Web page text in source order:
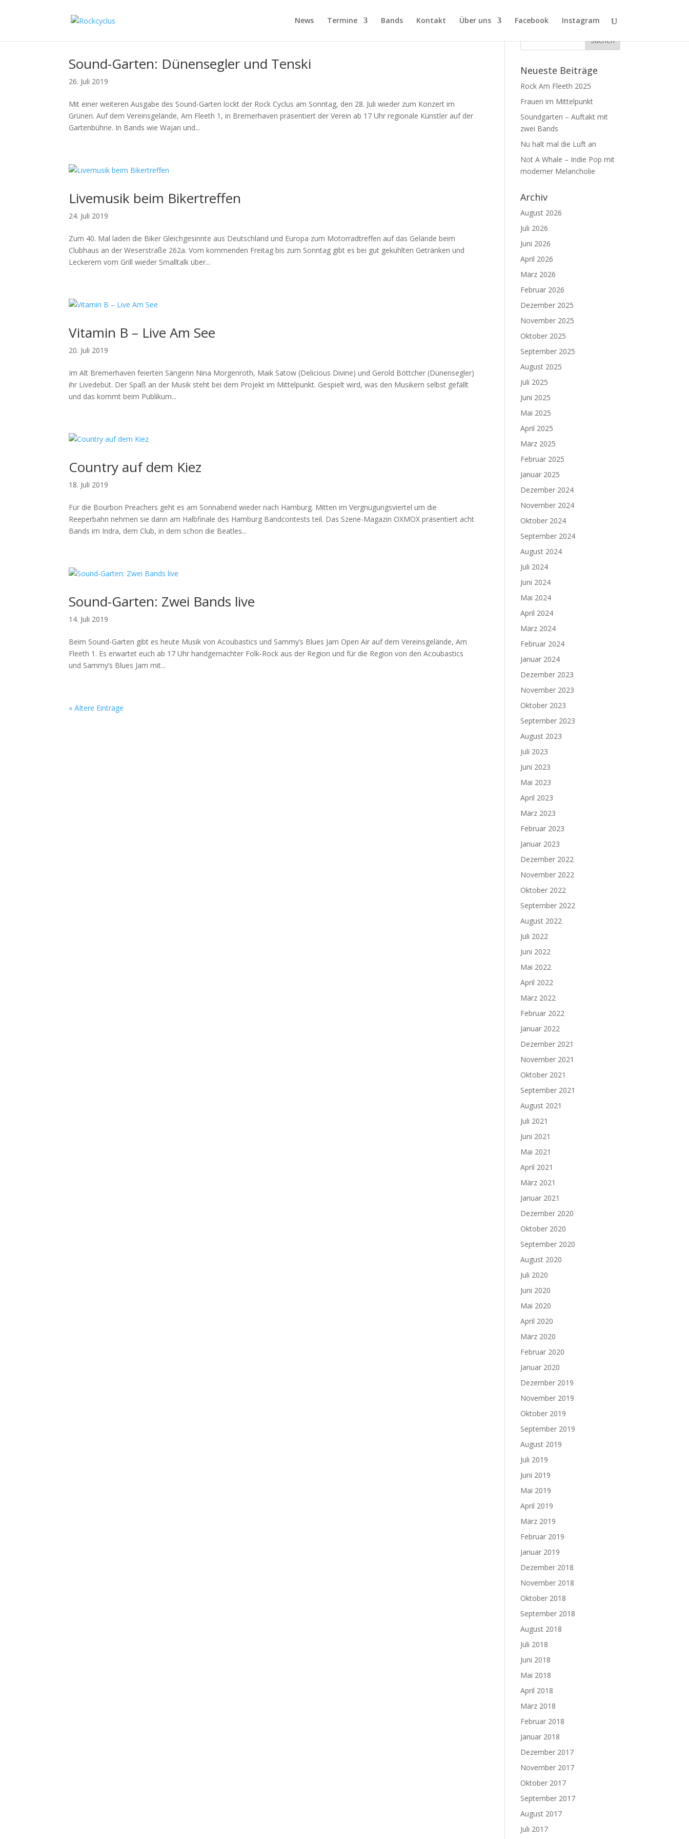
News Termine Bands Kontakt Über uns Facebook Instagram
Sound-Garten: Dünensegler und Tenski
26. Juli 2019
Mit einer weiteren Ausgabe des Sound-Garten lockt der Rock Cyclus am Sonntag, den 28. Juli wieder zum Konzert im
Grünen. Auf dem Vereinsgelände, Am Fleeth 1, in Bremerhaven präsentiert der Verein ab 17 Uhr regionale Künstler auf der
Gartenbühne. In Bands wie Wajan und...
Livemusik beim Bikertreffen
24. Juli 2019
Zum 40. Mal laden die Biker Gleichgesinnte aus Deutschland und Europa zum Motorradtreffen auf das Gelände beim
Clubhaus an der Weserstraße 262a. Vom kommenden Freitag bis zum Sonntag gibt es bei gut gekühlten Getränken und
Leckerem vom Grill wieder Smalltalk über...
Vitamin B – Live Am See
20. Juli 2019
Im Alt Bremerhaven feierten Sängerin Nina Morgenroth, Maik Satow (Delicious Divine) und Gerold Böttcher (Dünensegler)
ihr Livedebüt. Der Spaß an der Musik steht bei dem Projekt im Mittelpunkt. Gespielt wird, was den Musikern selbst gefällt
und das kommt beim Publikum...
Country auf dem Kiez
18. Juli 2019
Für die Bourbon Preachers geht es am Sonnabend wieder nach Hamburg. Mitten im Vergnügungsviertel um die
Reeperbahn nehmen sie dann am Halbfinale des Hamburg Bandcontests teil. Das Szene-Magazin OXMOX präsentiert acht
Bands im Indra, dem Club, in dem schon die Beatles...
Sound-Garten: Zwei Bands live
14. Juli 2019
Beim Sound-Garten gibt es heute Musik von Acoubastics und Sammy’s Blues Jam Open Air auf dem Vereinsgelände, Am
Fleeth 1. Es erwartet euch ab 17 Uhr handgemachter Folk-Rock aus der Region und für die Region von den Acoubastics
und Sammy’s Blues Jam mit...
« Ältere Einträge
Neueste Beiträge
Rock Am Fleeth 2025
Frauen im Mittelpunkt
Soundgarten – Auftakt mit
zwei Bands
Nu halt mal die Luft an
Not A Whale – Indie Pop mit
moderner Melancholie
Archiv
August 2026
Juli 2026
Juni 2026
April 2026
März 2026
Februar 2026
Dezember 2025
November 2025
Oktober 2025
September 2025
August 2025
Juli 2025
Juni 2025
Mai 2025
April 2025
März 2025
Februar 2025
Januar 2025
Dezember 2024
November 2024
Oktober 2024
September 2024
August 2024
Juli 2024
Juni 2024
Mai 2024
April 2024
März 2024
Februar 2024
Januar 2024
Dezember 2023
November 2023
Oktober 2023
September 2023
August 2023
Juli 2023
Juni 2023
Mai 2023
April 2023
März 2023
Februar 2023
Januar 2023
Dezember 2022
November 2022
Oktober 2022
September 2022
August 2022
Juli 2022
Juni 2022
Mai 2022
April 2022
März 2022
Februar 2022
Januar 2022
Dezember 2021
November 2021
Oktober 2021
September 2021
August 2021
Juli 2021
Juni 2021
Mai 2021
April 2021
März 2021
Januar 2021
Dezember 2020
Oktober 2020
September 2020
August 2020
Juli 2020
Juni 2020
Mai 2020
April 2020
März 2020
Februar 2020
Januar 2020
Dezember 2019
November 2019
Oktober 2019
September 2019
August 2019
Juli 2019
Juni 2019
Mai 2019
April 2019
März 2019
Februar 2019
Januar 2019
Dezember 2018
November 2018
Oktober 2018
September 2018
August 2018
Juli 2018
Juni 2018
Mai 2018
April 2018
März 2018
Februar 2018
Januar 2018
Dezember 2017
November 2017
Oktober 2017
September 2017
August 2017
Juli 2017